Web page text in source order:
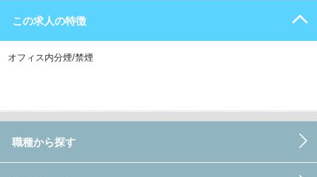
この求人の特徴
オフィス内分煙/禁煙
職種から探す